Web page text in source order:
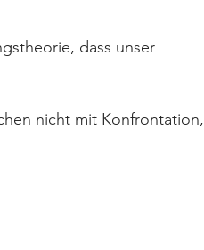
dass unser
nicht mit Konfrontation,